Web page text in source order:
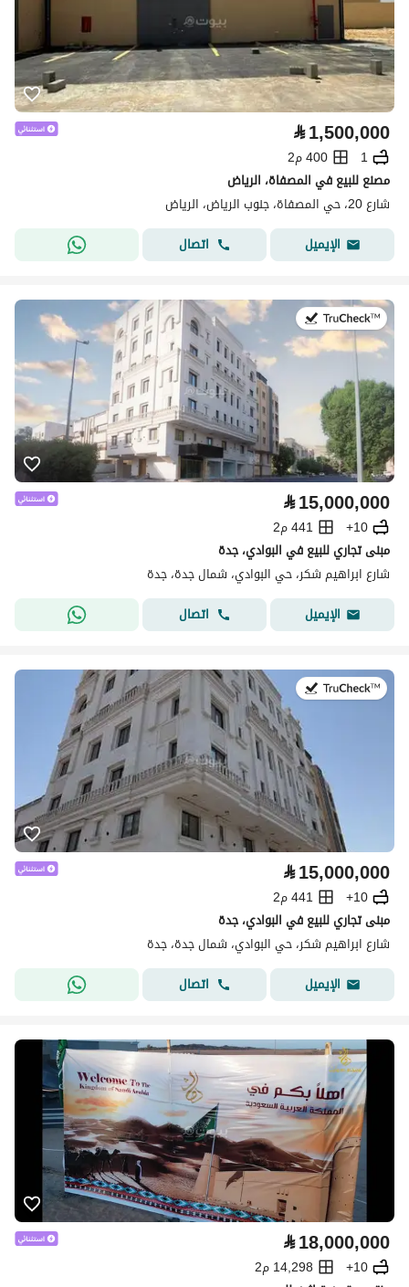
⃁1,500,000
1
400 م2
مصنع للبيع في المصفاة، الرياض
شارع 20، حي المصفاة، جنوب الرياض، الرياض
الإيميل
اتصال
⃁15,000,000
10+
441 م2
مبنى تجاري للبيع في البوادي، جدة
شارع ابراهيم شكر، حي البوادي، شمال جدة، جدة
الإيميل
اتصال
في:20 يوليو 2026
⃁15,000,000
10+
441 م2
مبنى تجاري للبيع في البوادي، جدة
شارع ابراهيم شكر، حي البوادي، شمال جدة، جدة
الإيميل
اتصال
⃁18,000,000
10+
14,298 م2